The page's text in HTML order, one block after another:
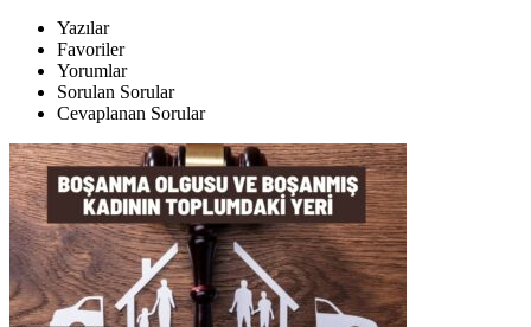
Yazılar
Favoriler
Yorumlar
Sorulan Sorular
Cevaplanan Sorular